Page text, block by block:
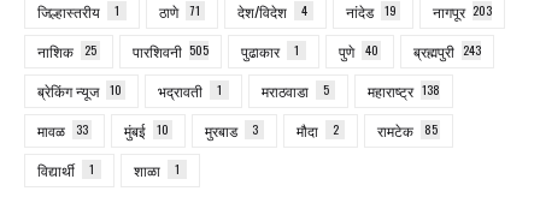
जिल्हास्तरीय 1 ठाणे 71 देश/विदेश 4 नांदेड 19 नागपूर 203
नाशिक 25 पारशिवनी 505 पुढाकार 1 पुणे 40 ब्रह्मपुरी 243
ब्रेकिंग न्यूज 10 भद्रावती 1 मराठवाडा 5 महाराष्ट्र 138
मावळ 33 मुंबई 10 मुरबाड 3 मौदा 2 रामटेक 85
विद्यार्थी 1 शाळा 1